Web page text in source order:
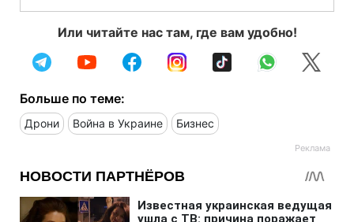
Или читайте нас там, где вам удобно!
Больше по теме:
Дрони Война в Украине Бизнес